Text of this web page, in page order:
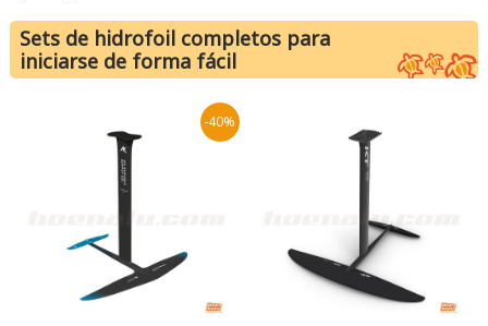
Sets de hidrofoil completos para
iniciarse de forma fácil
-40%